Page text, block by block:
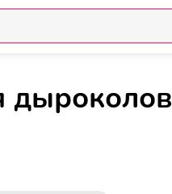
дыроколов